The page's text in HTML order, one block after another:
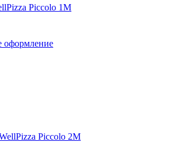
Piccolo 1M
оформление